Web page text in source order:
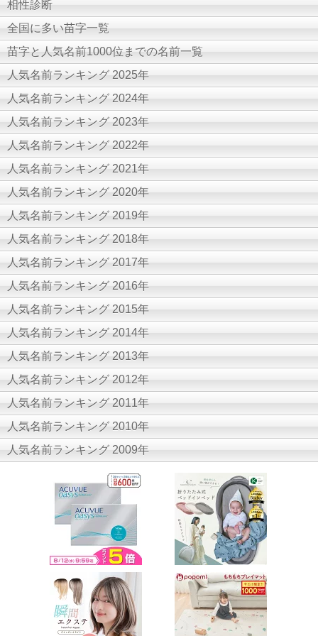
相性診断
全国に多い苗字一覧
苗字と人気名前1000位までの名前一覧
人気名前ランキング 2025年
人気名前ランキング 2024年
人気名前ランキング 2023年
人気名前ランキング 2022年
人気名前ランキング 2021年
人気名前ランキング 2020年
人気名前ランキング 2019年
人気名前ランキング 2018年
人気名前ランキング 2017年
人気名前ランキング 2016年
人気名前ランキング 2015年
人気名前ランキング 2014年
人気名前ランキング 2013年
人気名前ランキング 2012年
人気名前ランキング 2011年
人気名前ランキング 2010年
人気名前ランキング 2009年